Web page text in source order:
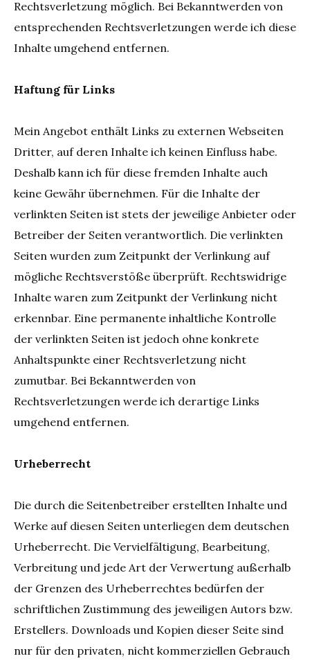
Rechtsverletzung möglich. Bei Bekanntwerden von
entsprechenden Rechtsverletzungen werde ich diese
Inhalte umgehend entfernen.
Haftung für Links
Mein Angebot enthält Links zu externen Webseiten
Dritter, auf deren Inhalte ich keinen Einfluss habe.
Deshalb kann ich für diese fremden Inhalte auch
keine Gewähr übernehmen. Für die Inhalte der
verlinkten Seiten ist stets der jeweilige Anbieter oder
Betreiber der Seiten verantwortlich. Die verlinkten
Seiten wurden zum Zeitpunkt der Verlinkung auf
mögliche Rechtsverstöße überprüft. Rechtswidrige
Inhalte waren zum Zeitpunkt der Verlinkung nicht
erkennbar. Eine permanente inhaltliche Kontrolle
der verlinkten Seiten ist jedoch ohne konkrete
Anhaltspunkte einer Rechtsverletzung nicht
zumutbar. Bei Bekanntwerden von
Rechtsverletzungen werde ich derartige Links
umgehend entfernen.
Urheberrecht
Die durch die Seitenbetreiber erstellten Inhalte und
Werke auf diesen Seiten unterliegen dem deutschen
Urheberrecht. Die Vervielfältigung, Bearbeitung,
Verbreitung und jede Art der Verwertung außerhalb
der Grenzen des Urheberrechtes bedürfen der
schriftlichen Zustimmung des jeweiligen Autors bzw.
Erstellers. Downloads und Kopien dieser Seite sind
nur für den privaten, nicht kommerziellen Gebrauch